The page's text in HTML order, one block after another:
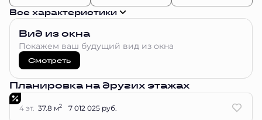
Все характеристики
Вид из окна
Покажем ваш будущий вид из окна
Смотреть
Планировка на других этажах
4 эт. 37.8 м2 7 012 025 руб.